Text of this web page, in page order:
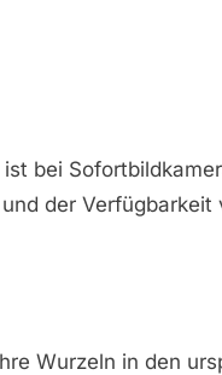
bei
der
Wurzeln in den